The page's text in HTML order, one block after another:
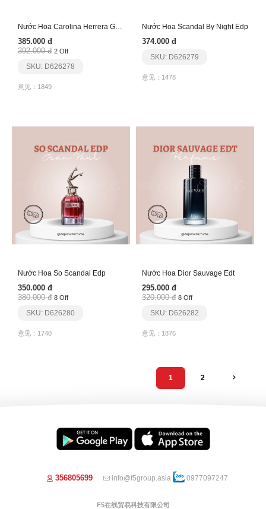
385.000 đ
392.000 đ 2 Off
SKU: D626278
意见：1849
Nước Hoa Scandal By Night Edp
374.000 đ
SKU: D626279
意见：1478
Nước Hoa So Scandal Edp
350.000 đ
380.000 đ 8 Off
SKU: D626280
意见：1740
Nước Hoa Dior Sauvage Edt
295.000 đ
320.000 đ 8 Off
SKU: D626282
意见：1876
1 2
356805699 info@f5group.asia 0977097247
F5在线贸易科技有限公司